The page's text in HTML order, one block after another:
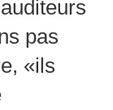
pas
«ils